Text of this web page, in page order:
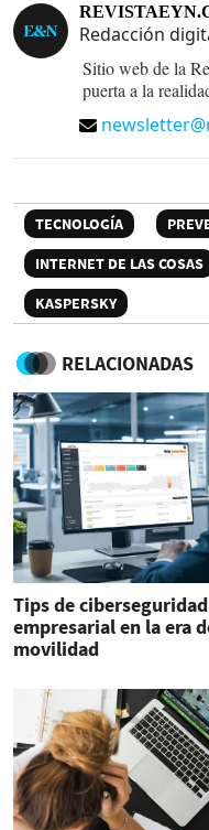
Redacción
Sitio web de la
puerta a la
TECNOLOGÍA
INTERNET DE LAS COSAS
KASPERSKY
RELACIONADAS
Tips de ciberseguridad
empresarial en la era
movilidad